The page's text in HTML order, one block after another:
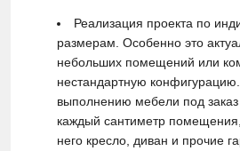
Реализация проекта по
размерам. Особенно это
небольших помещений или
нестандартную
выполнению мебели под
каждый сантиметр
него кресло, диван и прочие